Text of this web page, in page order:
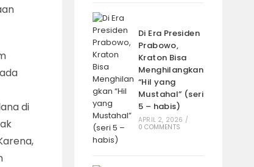
di
Di Era Presiden
Prabowo,
Kraton Bisa
Menghilangkan
“Hil yang
Mustahal” (seri
5 – habis)
APRIL 2, 2026 /
0 COMMENTS